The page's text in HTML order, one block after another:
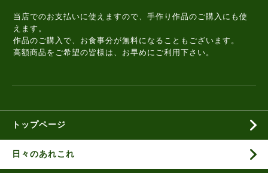
当店でのお支払いに使えますので、手作り作品のご購入にも使
えます。
作品のご購入で、お食事分が無料になることもございます。
高額商品をご希望の皆様は、お早めにご利用下さい。
トップページ
日々のあれこれ